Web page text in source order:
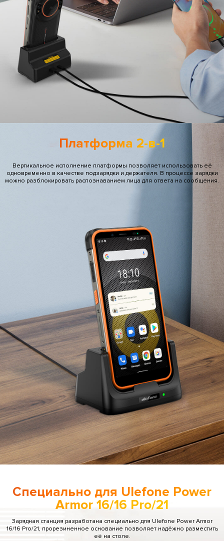
Платформа 2-в-1
Вертикальное исполнение платформы позволяет использовать её
одновременно в качестве подзарядки и держателя. В процессе зарядки
можно разблокировать распознаванием лица для ответа на сообщения.
Специально для Ulefone Power
Armor 16/16 Pro/21
Зарядная станция разработана специально для Ulefone Power Armor
16/16 Pro/21, прорезиненное основание позволяет надёжно разместить
её на столе.